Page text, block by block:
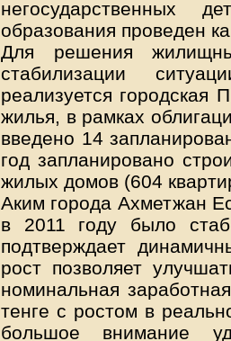
негосударственных
образования проведен
Для решения
стабилизации
реализуется городская
жилья, в рамках
введено 14
год запланировано
жилых домов (604
Аким города Ахметжан
в 2011 году было
подтверждает
рост позволяет
номинальная
тенге с ростом в
большое внимание